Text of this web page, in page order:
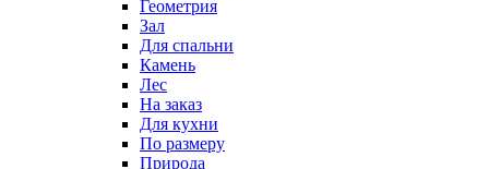
Геометрия
Зал
Для спальни
Камень
Лес
На заказ
Для кухни
По размеру
Природа